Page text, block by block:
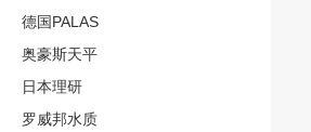
德国PALAS
奥豪斯天平
日本理研
罗威邦水质